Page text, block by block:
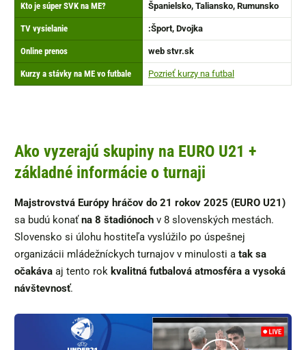
Kto je súper SVK na ME? Španielsko, Taliansko, Rumunsko
TV vysielanie :Šport, Dvojka
Online prenos web stvr.sk
Kurzy a stávky na ME vo futbale Pozrieť kurzy na futbal
Ako vyzerajú skupiny na EURO U21 +
základné informácie o turnaji
Majstrovstvá Európy hráčov do 21 rokov 2025 (EURO U21)
sa budú konaťna 8 štadiónoch v 8 slovenských mestách.
Slovensko si úlohu hostiteľa vyslúžilo po úspešnej
organizácii mládežníckych turnajov v minulosti a tak sa
očakáva aj tento rok kvalitná futbalová atmosféra a vysoká
návštevnosť.